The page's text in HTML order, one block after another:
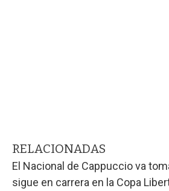
RELACIONADAS
El Nacional de Cappuccio va
sigue en carrera en la Copa